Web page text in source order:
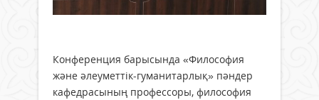
Конференция барысында «Философия
және әлеуметтік-гуманитарлық» пәндер
кафедрасының профессоры, философия